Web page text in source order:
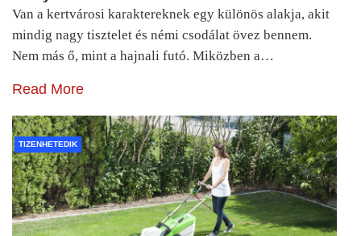
Van a kertvárosi karaktereknek egy különös alakja, akit
mindig nagy tisztelet és némi csodálat övez bennem.
Nem más ő, mint a hajnali futó. Miközben a…
Read More
TIZENHETEDIK